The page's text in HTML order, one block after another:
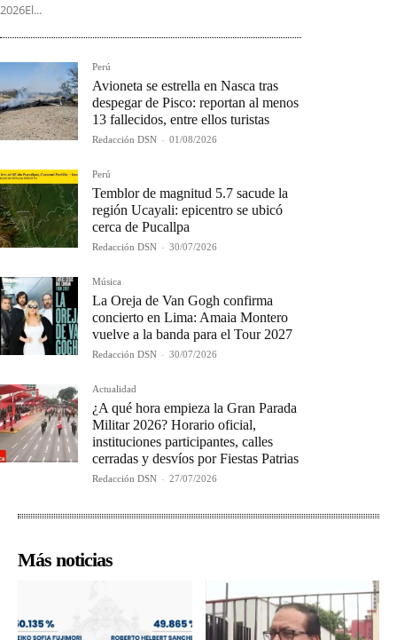
2026El...
Perú
Avioneta se estrella en Nasca tras
despegar de Pisco: reportan al menos
13 fallecidos, entre ellos turistas
Redacción DSN - 01/08/2026
Perú
Temblor de magnitud 5.7 sacude la
región Ucayali: epicentro se ubicó
cerca de Pucallpa
Redacción DSN - 30/07/2026
Música
La Oreja de Van Gogh confirma
concierto en Lima: Amaia Montero
vuelve a la banda para el Tour 2027
Redacción DSN - 30/07/2026
Actualidad
¿A qué hora empieza la Gran Parada
Militar 2026? Horario oficial,
instituciones participantes, calles
cerradas y desvíos por Fiestas Patrias
Redacción DSN - 27/07/2026
Más noticias